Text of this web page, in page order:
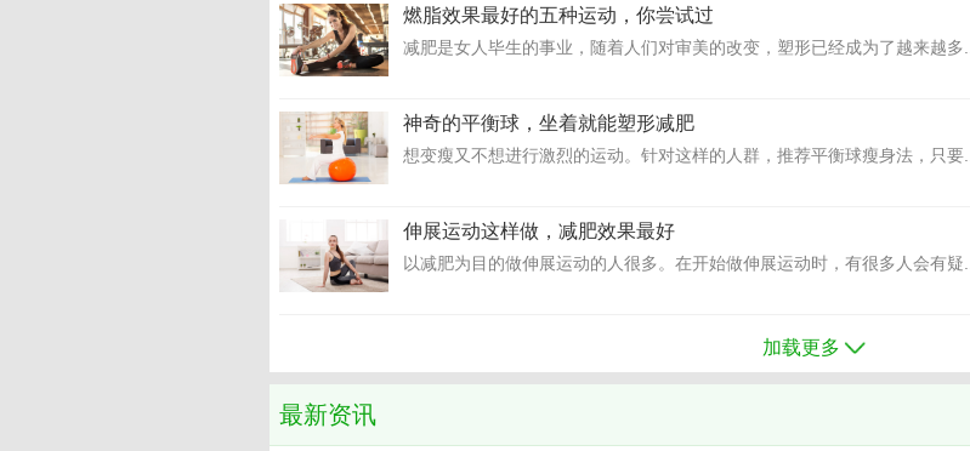
燃脂效果最好的五种运动，你尝试过
减肥是女人毕生的事业，随着人们对审美的改变，塑形已经成为了越来越多...
神奇的平衡球，坐着就能塑形减肥
想变瘦又不想进行激烈的运动。针对这样的人群，推荐平衡球瘦身法，只要...
伸展运动这样做，减肥效果最好
以减肥为目的做伸展运动的人很多。在开始做伸展运动时，有很多人会有疑...
加载更多
最新资讯